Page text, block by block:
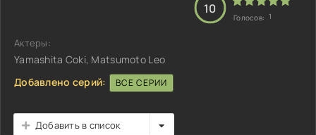
10
Голосов: 1
Актеры:
Yamashita Coki, Matsumoto Leo
Добавлено серий:
ВСЕ СЕРИИ
Добавить в список